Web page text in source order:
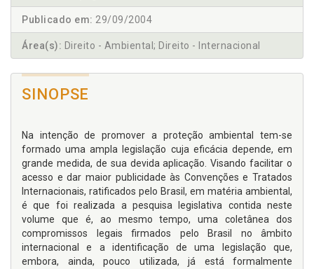
Publicado em: 29/09/2004
Área(s): Direito - Ambiental; Direito - Internacional
SINOPSE
Na intenção de promover a proteção ambiental tem-se
formado uma ampla legislação cuja eficácia depende, em
grande medida, de sua devida aplicação. Visando facilitar o
acesso e dar maior publicidade às Convenções e Tratados
Internacionais, ratificados pelo Brasil, em matéria ambiental,
é que foi realizada a pesquisa legislativa contida neste
volume que é, ao mesmo tempo, uma coletânea dos
compromissos legais firmados pelo Brasil no âmbito
internacional e a identificação de uma legislação que,
embora, ainda, pouco utilizada, já está formalmente